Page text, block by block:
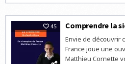
45 Comprendre la
Envie de découvrir
France joue une
Matthieu Cornette